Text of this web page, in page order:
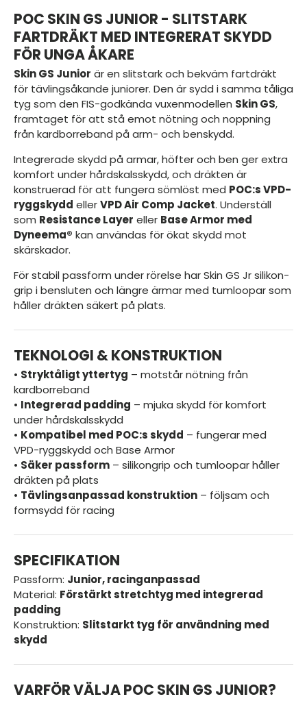
POC SKIN GS JUNIOR - SLITSTARK
FARTDRÄKT MED INTEGRERAT SKYDD
FÖR UNGA ÅKARE
Skin GS Junior är en slitstark och bekväm fartdräkt
för tävlingsåkande juniorer. Den är sydd i samma tåliga
tyg som den FIS-godkända vuxenmodellen Skin GS,
framtaget för att stå emot nötning och noppning
från kardborreband på arm- och benskydd.
Integrerade skydd på armar, höfter och ben ger extra
komfort under hårdskalsskydd, och dräkten är
konstruerad för att fungera sömlöst med POC:s VPD-
ryggskydd ellerVPD Air Comp Jacket. Underställ
som Resistance Layer eller Base Armor med
Dyneema® kan användas för ökat skydd mot
skärskador.
För stabil passform under rörelse har Skin GS Jr silikon­
grip i bensluten och längre ärmar med tumloopar som
håller dräkten säkert på plats.
TEKNOLOGI & KONSTRUKTION
• Stryktåligt yttertyg – motstår nötning från
kardborreband
• Integrerad padding – mjuka skydd för komfort
under hårdskalsskydd
• Kompatibel med POC:s skydd – fungerar med
VPD-ryggskydd och Base Armor
• Säker passform – silikon­grip och tumloopar håller
dräkten på plats
• Tävlingsanpassad konstruktion – följsam och
formsydd för racing
SPECIFIKATION
Passform: Junior, racinganpassad
Material: Förstärkt stretchtyg med integrerad
padding
Konstruktion: Slitstarkt tyg för användning med
skydd
VARFÖR VÄLJA POC SKIN GS JUNIOR?